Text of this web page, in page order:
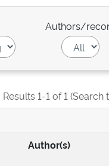
Authors/
Results 1-1 of 1
Author(s)